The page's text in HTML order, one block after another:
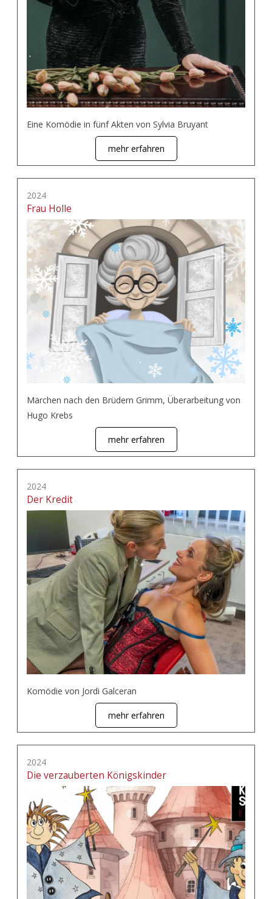
Eine Komödie in fünf Akten von Sylvia Bruyant
mehr erfahren
2024
Frau Holle
Märchen nach den Brüdern Grimm, Überarbeitung von
Hugo Krebs
mehr erfahren
2024
Der Kredit
Komödie von Jordi Galceran
mehr erfahren
2024
Die verzauberten Königskinder